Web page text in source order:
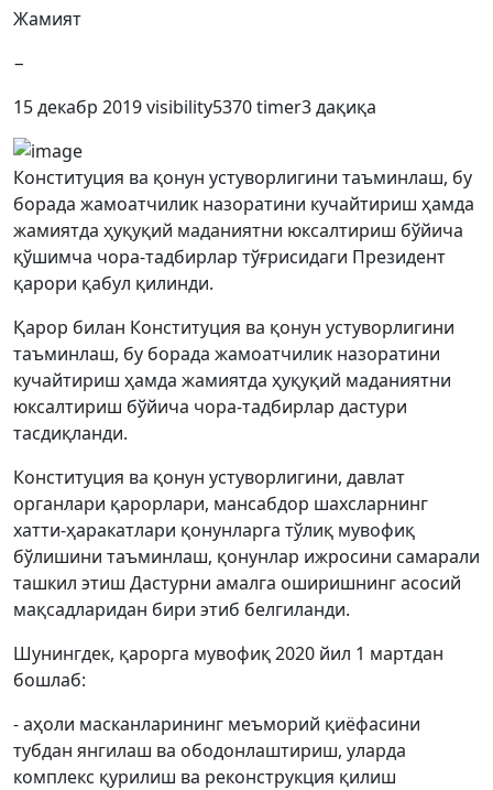
Жамият
−
15 декабр 2019visibility5370timer3 дақиқа
Конституция ва қонун устуворлигини таъминлаш, бу
борада жамоатчилик назоратини кучайтириш ҳамда
жамиятда ҳуқуқий маданиятни юксалтириш бўйича
қўшимча чора-тадбирлар тўғрисидаги Президент
қарори қабул қилинди.
Қарор билан Конституция ва қонун устуворлигини
таъминлаш, бу борада жамоатчилик назоратини
кучайтириш ҳамда жамиятда ҳуқуқий маданиятни
юксалтириш бўйича чора-тадбирлар дастури
тасдиқланди.
Конституция ва қонун устуворлигини, давлат
органлари қарорлари, мансабдор шахсларнинг
хатти-ҳаракатлари қонунларга тўлиқ мувофиқ
бўлишини таъминлаш, қонунлар ижросини самарали
ташкил этиш Дастурни амалга оширишнинг асосий
мақсадларидан бири этиб белгиланди.
Шунингдек, қарорга мувофиқ 2020 йил 1 мартдан
бошлаб:
- аҳоли масканларининг меъморий қиёфасини
тубдан янгилаш ва ободонлаштириш, уларда
комплекс қурилиш ва реконструкция қилиш